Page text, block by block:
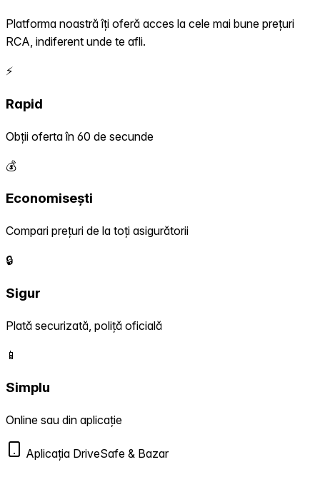
Platforma noastră îți oferă acces la cele mai bune prețuri
RCA, indiferent unde te afli.
⚡
Rapid
Obții oferta în 60 de secunde
💰
Economisești
Compari prețuri de la toți asigurătorii
🔒
Sigur
Plată securizată, poliță oficială
📱
Simplu
Online sau din aplicație
Aplicația DriveSafe & Bazar